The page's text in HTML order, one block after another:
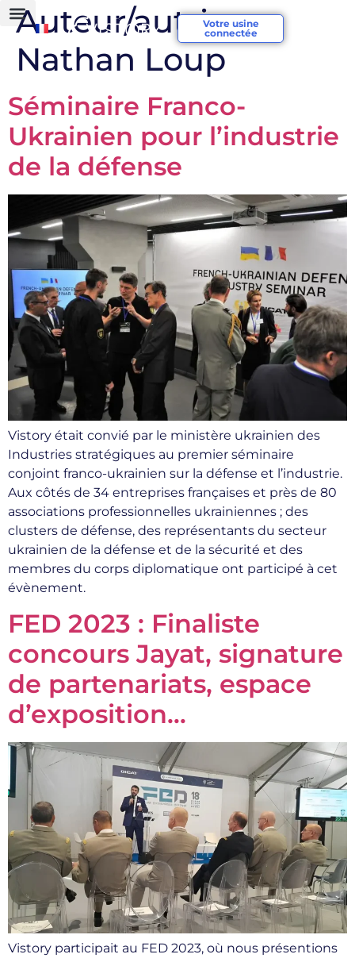
Votre usine
connectée
Auteur/autrice :
Nathan Loup
Séminaire Franco-
Ukrainien pour l’industrie
de la défense
Vistory était convié par le ministère ukrainien des
Industries stratégiques au premier séminaire
conjoint franco-ukrainien sur la défense et l’industrie.
Aux côtés de 34 entreprises françaises et près de 80
associations professionnelles ukrainiennes ; des
clusters de défense, des représentants du secteur
ukrainien de la défense et de la sécurité et des
membres du corps diplomatique ont participé à cet
évènement.
FED 2023 : Finaliste
concours Jayat, signature
de partenariats, espace
d’exposition…
Vistory participait au FED 2023, où nous présentions